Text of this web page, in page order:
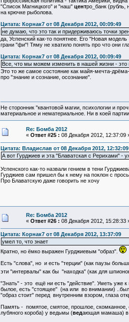
"Список Магницкого" и "наш" центро_банк (рубль,
на крючке рыболова.
Цитата: Корнак7 от 08 Декабря 2012, 00:09:49
не думаю, что это так и придерживаюсь точки
да, Успенский как-то понятнее. Его "Новая
грани "фи"! Тяму не хватило понять про что они
Цитата: Корнак7 от 08 Декабря 2012, 00:09:49
Все, что мы можем изменить в нашей жизни - это
Это то же самое состояние как майя-мечта-
про "знание и сознание, осознание".
Не сторонник "квантовой магии, психологии и
материальное и нематериальное. Ни в коей
Re: Бомба 2012
« Ответ #25 : 08 Декабря 2012, 12:37:09
Цитата: Владислав от 08 Декабря 2012, 12:32:09
А вот Гурджиев и эта "Блаватская с Рерихами" -
Успенского как-то назвали гением в тени
Гурджиев сам пришел бы к нему на поклон с
Про Блаватскую даже говорить не хочу
Re: Бомба 2012
« Ответ #26 : 08 Декабря 2012, 15:28:33
Цитата: Корнак7 от 08 Декабря 2012, 13:37:09
умел то, что знает
Кратно, но ёмко выражен Гурджиевым "образ".
Есть "слова", но и есть "терции" (как паузы
эти "интервалы" как бы "находка" (как для
"Знать" - это ещё ни есть "действие". Уметь уже к
былое, есть "стоящее" (на или во внимании)
"образ стоит" перед внутренним взором, глаза
Память - помятое, смятое, прошлое, скомканное,
лубяного короба) у ведьмы (ведающая мамаша) в